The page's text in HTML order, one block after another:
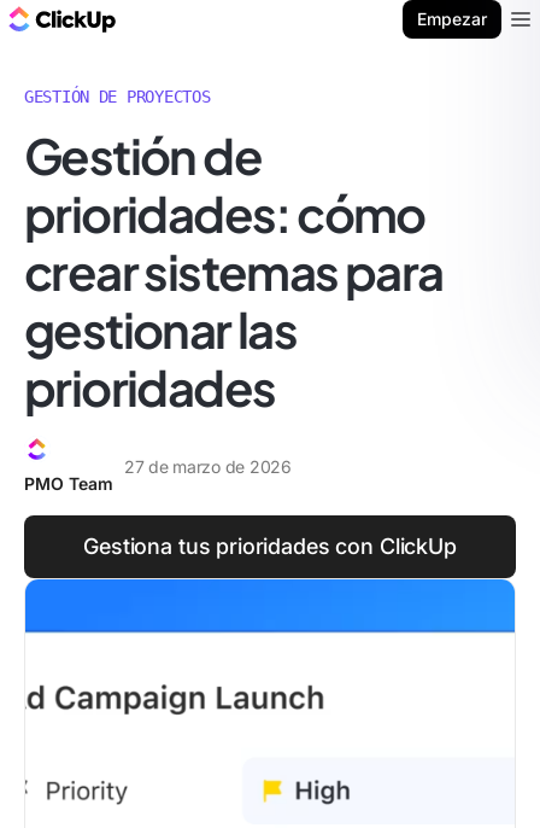
Empezar
GESTIÓN DE PROYECTOS
Gestión de
prioridades: cómo
crear sistemas para
gestionar las
prioridades
PMO Team
27 de marzo de 2026
Gestiona tus prioridades con ClickUp